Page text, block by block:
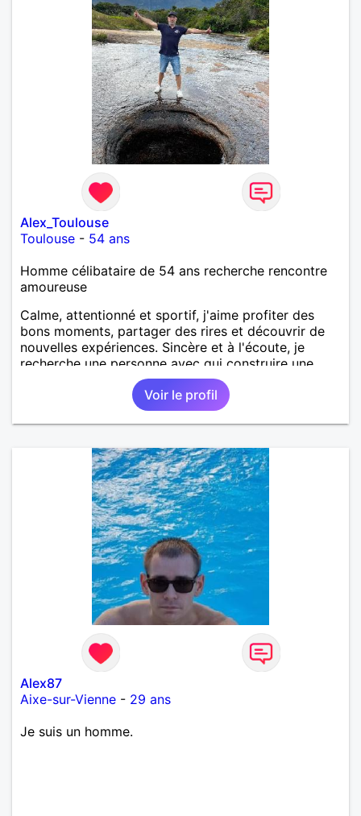
Alex_Toulouse
Toulouse - 54 ans
Homme célibataire de 54 ans recherche rencontre
amoureuse
Calme, attentionné et sportif, j'aime profiter des
bons moments, partager des rires et découvrir de
nouvelles expériences. Sincère et à l'écoute, je
recherche une personne avec qui construire une
belle complicité et une relation authentique.
Voir le profil
Alex87
Aixe-sur-Vienne - 29 ans
Je suis un homme.